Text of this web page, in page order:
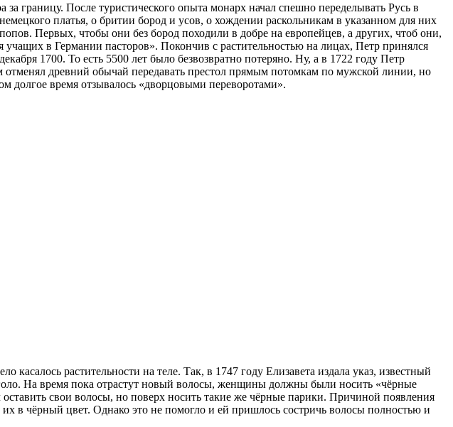
границу. После туристического опыта монарх начал спешно переделывать Русь в
платья, о бритии бород и усов, о хождении раскольникам в указанном для них
Первых, чтобы они без бород походили в добре на европейцев, а других, чтоб они,
в Германии пасторов». Покончив с растительностью на лицах, Петр принялся
1700. То есть 5500 лет было безвозвратно потеряно. Ну, а в 1722 году Петр
отменял древний обычай передавать престол прямым потомкам по мужской линии, но
долгое время отзывалось «дворцовыми переворотами».
касалось растительности на теле. Так, в 1747 году Елизавета издала указ, известный
На время пока отрастут новый волосы, женщины должны были носить «чёрные
свои волосы, но поверх носить такие же чёрные парики. Причиной появления
в чёрный цвет. Однако это не помогло и ей пришлось состричь волосы полностью и